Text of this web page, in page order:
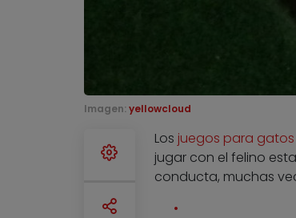
Imagen: yellowcloud
Los juegos para gatos
jugar con el felino
conducta, muchas